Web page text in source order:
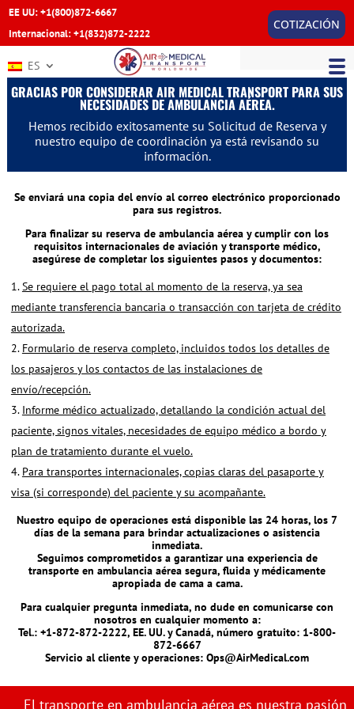
EE UU: +1(800)872-6667
Internacional: +1(832)872-2222
COTIZACIÓN
ES
GRACIAS POR CONSIDERAR AIR MEDICAL TRANSPORT PARA SUS
NECESIDADES DE AMBULANCIA AÉREA.
Hemos recibido exitosamente su Solicitud de Reserva y
nuestro equipo de coordinación ya está revisando su
información.
Se enviará una copia del envío al correo electrónico proporcionado
para sus registros.
Para finalizar su reserva de ambulancia aérea y cumplir con los
requisitos internacionales de aviación y transporte médico,
asegúrese de completar los siguientes pasos y documentos:
Se requiere el pago total al momento de la reserva, ya sea
mediante transferencia bancaria o transacción con tarjeta de crédito
autorizada.
Formulario de reserva completo, incluidos todos los detalles de
los pasajeros y los contactos de las instalaciones de
envío/recepción.
Informe médico actualizado, detallando la condición actual del
paciente, signos vitales, necesidades de equipo médico a bordo y
plan de tratamiento durante el vuelo.
Para transportes internacionales, copias claras del pasaporte y
visa (si corresponde) del paciente y su acompañante.
Nuestro equipo de operaciones está disponible las 24 horas, los 7
días de la semana para brindar actualizaciones o asistencia
inmediata.
Seguimos comprometidos a garantizar una experiencia de
transporte en ambulancia aérea segura, fluida y médicamente
apropiada de cama a cama.
Para cualquier pregunta inmediata, no dude en comunicarse con
nosotros en cualquier momento a:
Tel.: +1-872-872-2222, EE. UU. y Canadá, número gratuito: 1-800-
872-6667
Servicio al cliente y operaciones: Ops@AirMedical.com
El transporte en ambulancia aérea es nuestra pasión